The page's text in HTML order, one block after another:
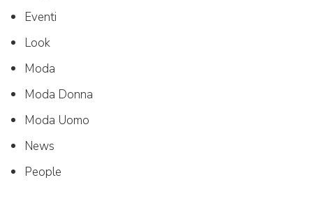
Eventi
Look
Moda
Moda Donna
Moda Uomo
News
People